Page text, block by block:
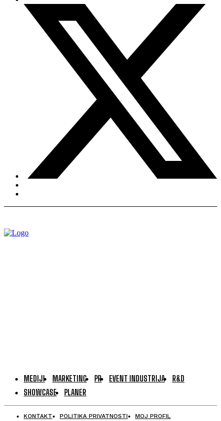
MEDIJI MARKETING PR EVENT INDUSTRIJA
R&D
SHOWCASE
PLANER
KONTAKT POLITIKA PRIVATNOSTI
MOJ PROFIL